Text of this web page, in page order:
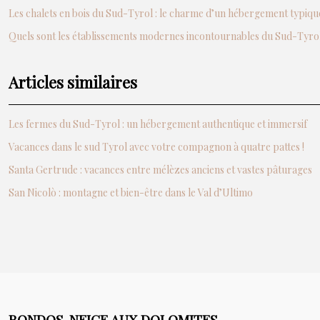
Les chalets en bois du Sud-Tyrol : le charme d’un hébergement
Quels sont les établissements modernes incontournables du Sud-
Articles similaires
Les fermes du Sud-Tyrol : un hébergement authentique et immersif
Vacances dans le sud Tyrol avec votre compagnon à quatre pattes !
Santa Gertrude : vacances entre mélèzes anciens et vastes pâturages
San Nicolò : montagne et bien-être dans le Val d’Ultimo